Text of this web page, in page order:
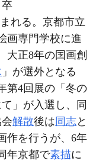
卒
れる。京都市立
画専門学校に進
大正8年の国画創
」が選外となる
第4回展の「冬の
」が入選し、同
解散後は 同志と
作を行うが、6年
年京都で素描に